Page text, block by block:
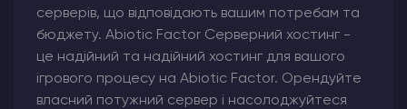
серверів, що відповідають вашим потребам та
бюджету. Abiotic Factor Серверний хостинг -
це надійний та надійний хостинг для вашого
ігрового процесу на Abiotic Factor. Орендуйте
власний потужний сервер і насолоджуйтеся